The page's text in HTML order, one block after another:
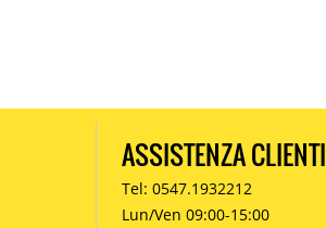
ASSISTENZA CLIENTI
Tel: 0547.1932212
Lun/Ven 09:00-15:00